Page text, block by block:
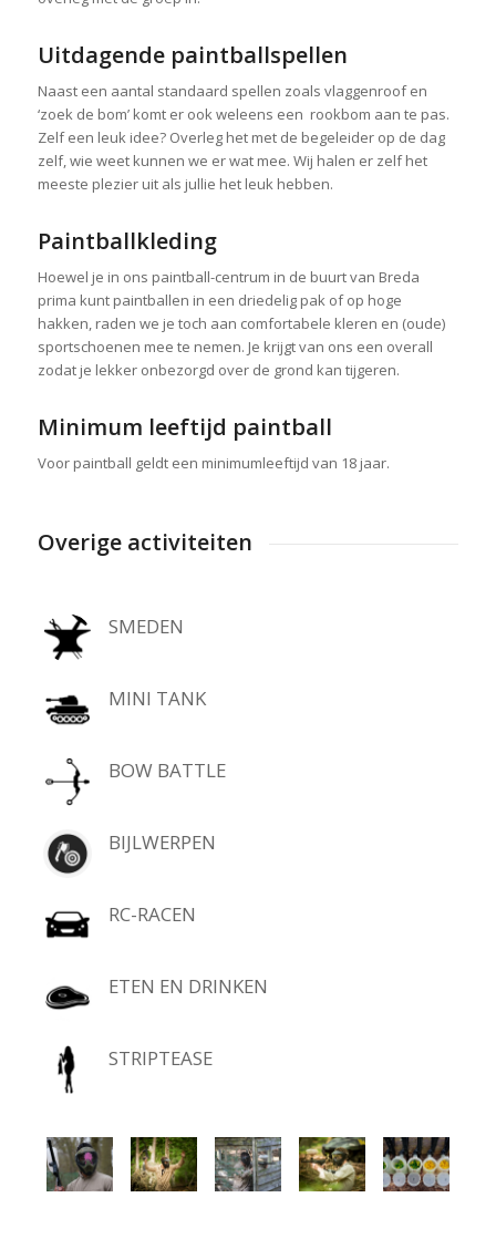
Uitdagende paintballspellen
Naast een aantal standaard spellen zoals vlaggenroof en
‘zoek de bom’ komt er ook weleens een rookbom aan te pas.
Zelf een leuk idee? Overleg het met de begeleider op de dag
zelf, wie weet kunnen we er wat mee. Wij halen er zelf het
meeste plezier uit als jullie het leuk hebben.
Paintballkleding
Hoewel je in ons paintball-centrum in de buurt van Breda
prima kunt paintballen in een driedelig pak of op hoge
hakken, raden we je toch aan comfortabele kleren en (oude)
sportschoenen mee te nemen. Je krijgt van ons een overall
zodat je lekker onbezorgd over de grond kan tijgeren.
Minimum leeftijd paintball
Voor paintball geldt een minimumleeftijd van 18 jaar.
Overige activiteiten
SMEDEN
MINI TANK
BOW BATTLE
BIJLWERPEN
RC-RACEN
ETEN EN DRINKEN
STRIPTEASE